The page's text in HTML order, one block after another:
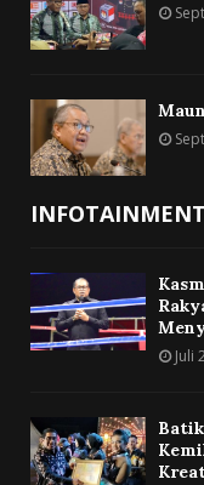
Juli